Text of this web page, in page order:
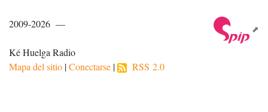
2009-2026 —
Ké Huelga Radio
Mapa del sitio |Conectarse | RSS 2.0